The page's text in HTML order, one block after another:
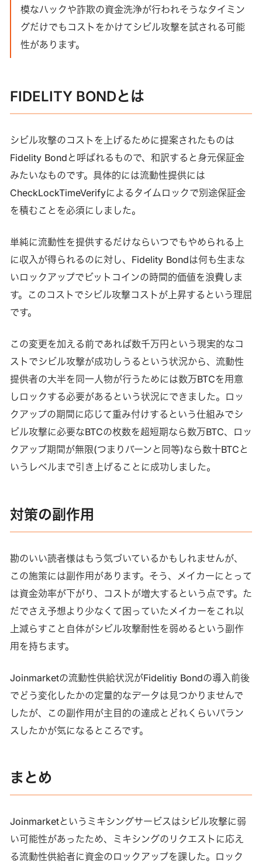
模なハックや詐欺の資金洗浄が行われそうなタイミン
グだけでもコストをかけてシビル攻撃を試される可能
性があります。
FIDELITY BONDとは
シビル攻撃のコストを上げるために提案されたものは
Fidelity Bondと呼ばれるもので、和訳すると身元保証金
みたいなものです。具体的には流動性提供には
CheckLockTimeVerifyによるタイムロックで別途保証金
を積むことを必須にしました。
単純に流動性を提供するだけならいつでもやめられる上
に収入が得られるのに対し、Fidelity Bondは何も生まな
いロックアップでビットコインの時間的価値を浪費しま
す。このコストでシビル攻撃コストが上昇するという理屈
です。
この変更を加える前であれば数千万円という現実的なコ
ストでシビル攻撃が成功しうるという状況から、流動性
提供者の大半を同一人物が行うためには数万BTCを用意
しロックする必要があるという状況にできました。ロッ
クアップの期間に応じて重み付けするという仕組みでシ
ビル攻撃に必要なBTCの枚数を超短期なら数万BTC、ロッ
クアップ期間が無限(つまりバーンと同等)なら数十BTCと
いうレベルまで引き上げることに成功しました。
対策の副作用
勘のいい読者様はもう気づいているかもしれませんが、
この施策には副作用があります。そう、メイカーにとって
は資金効率が下がり、コストが増大するという点です。た
だでさえ予想より少なくて困っていたメイカーをこれ以
上減らすこと自体がシビル攻撃耐性を弱めるという副作
用を持ちます。
Joinmarketの流動性供給状況がFidelitiy Bondの導入前後
でどう変化したかの定量的なデータは見つかりませんで
したが、この副作用が主目的の達成とどれくらいバラン
スしたかが気になるところです。
まとめ
Joinmarketというミキシングサービスはシビル攻撃に弱
い可能性があったため、ミキシングのリクエストに応え
る流動性供給者に資金のロックアップを課した。ロック